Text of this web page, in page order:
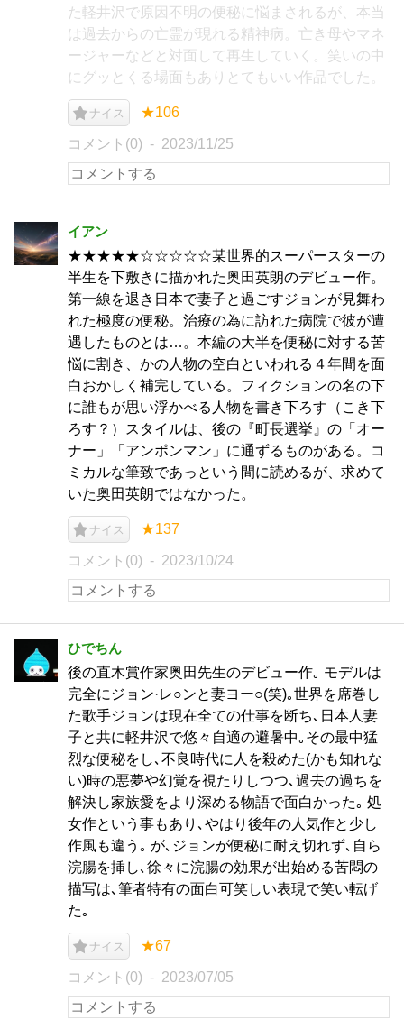
た軽井沢で原因不明の便秘に悩まされるが、本当
は過去からの亡霊が現れる精神病。亡き母やマネ
ージャーなどと対面して再生していく。笑いの中
にグッとくる場面もありとてもいい作品でした。
ナイス ★106
コメント(0) 2023/11/25
イアン
★★★★★☆☆☆☆☆某世界的スーパースターの
半生を下敷きに描かれた奥田英朗のデビュー作。
第一線を退き日本で妻子と過ごすジョンが見舞わ
れた極度の便秘。治療の為に訪れた病院で彼が遭
遇したものとは…。本編の大半を便秘に対する苦
悩に割き、かの人物の空白といわれる４年間を面
白おかしく補完している。フィクションの名の下
に誰もが思い浮かべる人物を書き下ろす（こき下
ろす？）スタイルは、後の『町長選挙』の「オー
ナー」「アンポンマン」に通ずるものがある。コ
ミカルな筆致であっという間に読めるが、求めて
いた奥田英朗ではなかった。
ナイス ★137
コメント(0) 2023/10/24
ひでちん
後の直木賞作家奥田先生のデビュー作｡ モデルは
完全にジョン·レ○ンと妻ヨー○(笑)｡世界を席巻し
た歌手ジョンは現在全ての仕事を断ち､日本人妻
子と共に軽井沢で悠々自適の避暑中｡その最中猛
烈な便秘をし､不良時代に人を殺めた(かも知れな
い)時の悪夢や幻覚を視たりしつつ､過去の過ちを
解決し家族愛をより深める物語で面白かった｡ 処
女作という事もあり､やはり後年の人気作と少し
作風も違う｡ が､ジョンが便秘に耐え切れず､自ら
浣腸を挿し､徐々に浣腸の効果が出始める苦悶の
描写は､筆者特有の面白可笑しい表現で笑い転げ
た｡
ナイス ★67
コメント(0) 2023/07/05